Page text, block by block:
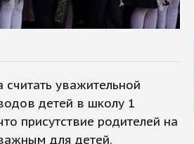
уважительной
детей в школу 1
присутствие родителей на
для детей.